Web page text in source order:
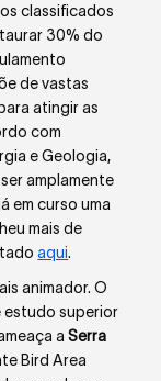
classificados
30% do
de vastas
atingir as
com
e Geologia,
amplamente
em curso uma
mais de
aqui.
animador. O
estudo superior
aSerra
Bird Area